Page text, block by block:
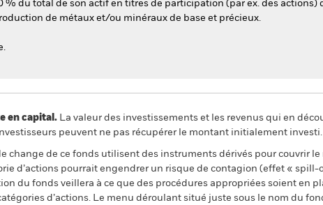
% du total de son actif en titres de participation (par ex. des actions)
de métaux et/ou minéraux de base et précieux.
en capital. La valeur des investissements et les revenus qui en
peuvent ne pas récupérer le montant initialement investi.
change de ce fonds utilisent des instruments dérivés pour couvrir
d’actions pourrait engendrer un risque de contagion (effet « spill-
du fonds veillera à ce que des procédures appropriées soient en
d’actions. Le menu déroulant situé juste sous le nom du